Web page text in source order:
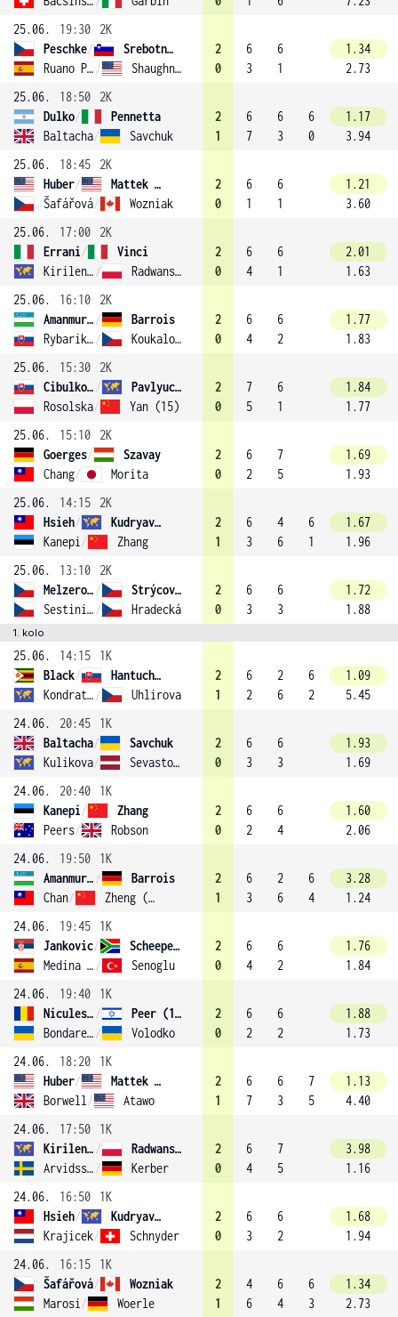
25.06.
19:30
2K
Peschke/
Srebotnik (6)
Ruano Pascual / Shaughnessy
2
0
6
3
6
1
1.34
2.73
25.06.
18:50
2K
Dulko/
Pennetta
Baltacha/ Savchuk
2
1
6
7
6
3
6
0
1.17
3.94
25.06.
18:45
2K
Huber/
Mattek (5)
Šafářová/ Wozniak
2
0
6
1
6
1
1.21
3.60
25.06.
17:00
2K
Errani/
Vinci
Kirilenko / Radwanska (10)
2
0
6
4
6
1
2.01
1.63
25.06.
16:10
2K
Amanmuradova /
Barrois
Rybarikova / Koukalová
2
0
6
4
6
2
1.77
1.83
25.06.
15:30
2K
Cibulková /
Pavlyuchenkova
Rosolska/ Yan (15)
2
0
7
5
6
1
1.84
1.77
25.06.
15:10
2K
Goerges/
Szavay
Chang/ Morita
2
0
6
2
7
5
1.69
1.93
25.06.
14:15
2K
Hsieh/
Kudryavtseva (16)
Kanepi / Zhang
2
1
6
3
4
6
6
1
1.67
1.96
25.06.
13:10
2K
Melzerová /
Strýcová (12)
Sestini Hlaváčková / Hradecká
2
0
6
3
6
3
1.72
1.88
1. kolo
25.06. 14:15
1K
Black/
Hantuchová (11)
Kondratieva / Uhlirova
2
1
6
2
2
6
6
2
1.09
5.45
24.06.
20:45
1K
Baltacha/
Savchuk
Kulikova/ Sevastova
2
0
6
3
6
3
1.93
1.69
24.06.
20:40
1K
Kanepi/
Zhang
Peers/ Robson
2
0
6
2
6
4
1.60
2.06
24.06.
19:50
1K
Amanmuradova /
Barrois
Chan/ Zheng (9)
2
1
6
3
2
6
6
4
3.28
1.24
24.06.
19:45
1K
Jankovic/
Scheepers
Medina Garrigues / Senoglu
2
0
6
4
6
2
1.76
1.84
24.06.
19:40
1K
Niculescu /
Peer (14)
Bondarenko / Volodko
2
0
6
2
6
2
1.88
1.73
24.06.
18:20
1K
Huber/
Mattek (5)
Borwell / Atawo
2
1
6
7
6
3
7
5
1.13
4.40
24.06.
17:50
1K
Kirilenko /
Radwanska (10)
Arvidsson / Kerber
2
0
6
4
7
5
3.98
1.16
24.06.
16:50
1K
Hsieh/
Kudryavtseva (16)
Krajicek/ Schnyder
2
0
6
3
6
2
1.68
1.94
24.06.
16:15
1K
Šafářová/
Wozniak
Marosi / Woerle
2
1
4
6
6
4
6
3
1.34
2.73